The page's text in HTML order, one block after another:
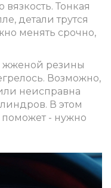
Тонкая
детали трутся
менять срочно,
жженой резины
Возможно,
неисправна
В этом
поможет - нужно